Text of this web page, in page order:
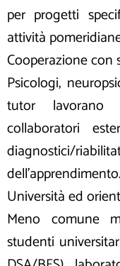
per progetti
attività
Cooperazione con
Psicologi,
tutor lavorano
collaboratori
diagnostici/
dell’apprendimento.
Università ed
Meno comune
studenti